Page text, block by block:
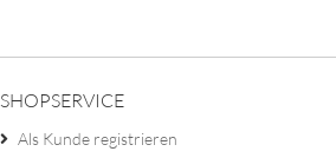
SHOPSERVICE
Als Kunde registrieren